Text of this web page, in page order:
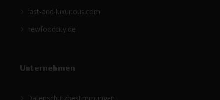
fast-and-luxurious.com
newfoodcity.de
Unternehmen
Datenschutzbestimmungen